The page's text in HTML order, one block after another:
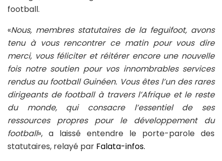
football.
«Nous, membres statutaires de la feguifoot, avons
tenu à vous rencontrer ce matin pour vous dire
merci, vous féliciter et réitérer encore une nouvelle
fois notre soutien pour vos innombrables services
rendus au football Guinéen. Vous êtes l’un des rares
dirigeants de football à travers l’Afrique et le reste
du monde, qui consacre l’essentiel de ses
ressources propres pour le développement du
football», a laissé entendre le porte-parole des
statutaires, relayé par Falata-infos.